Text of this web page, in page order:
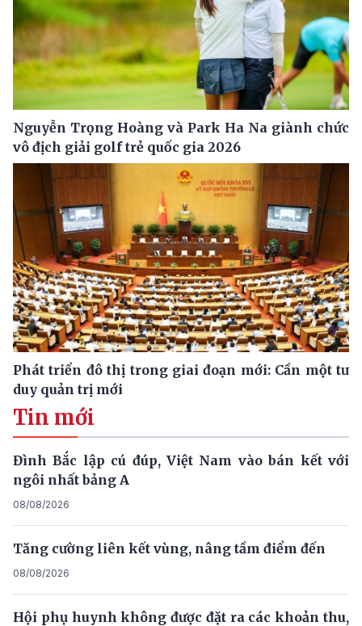
Nguyễn Trọng Hoàng và Park Ha Na giành chức
vô địch giải golf trẻ quốc gia 2026
Phát triển đô thị trong giai đoạn mới: Cần một tư
duy quản trị mới
Tin mới
Đình Bắc lập cú đúp, Việt Nam vào bán kết với
ngôi nhất bảng A
08/08/2026
Tăng cường liên kết vùng, nâng tầm điểm đến
08/08/2026
Hội phụ huynh không được đặt ra các khoản thu,